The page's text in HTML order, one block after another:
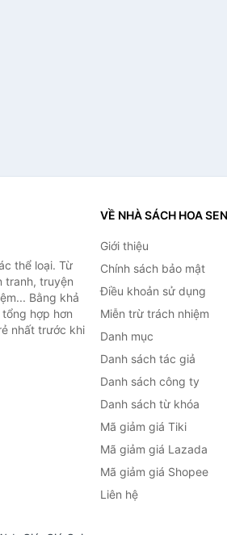
thể loại. Từ
tranh, truyện
Bằng khả
hợp hơn
nhất trước khi
VỀ NHÀ SÁCH HOA SEN
Giới thiệu
Chính sách bảo mật
Điều khoản sử dụng
Miễn trừ trách nhiệm
Danh mục
Danh sách tác giả
Danh sách công ty
Danh sách từ khóa
Mã giảm giá Tiki
Mã giảm giá Lazada
Mã giảm giá Shopee
Liên hệ